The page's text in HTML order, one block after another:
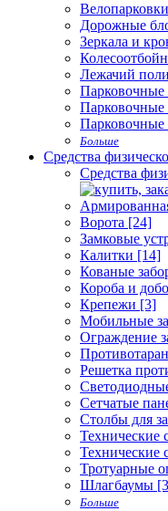
Дорожные
Зеркала и
Лежачий
Парковочные
Парковочные
Парковочные
Больше
Средства
Средства
Ворота [24]
Замковые
Калитки [14]
Кованые
Короба и
Крепежи [3]
Мобильные
Ограждение
Решетка
Сетчатые
Столбы для
Технические
Технические
Тротуарные
Шлагбаумы
Больше